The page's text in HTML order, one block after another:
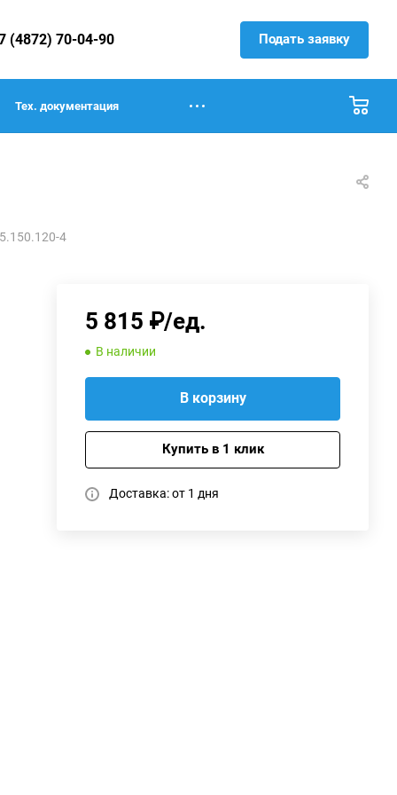
(4872) 70-04-90 Подать заявку
Тех. документация
4
5 815 ₽/ед.
В наличии
В корзину
Купить в 1 клик
Доставка: от 1 дня